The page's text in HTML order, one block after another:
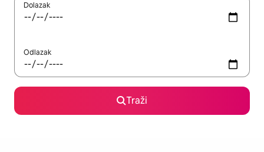
Dolazak
Odlazak
Traži